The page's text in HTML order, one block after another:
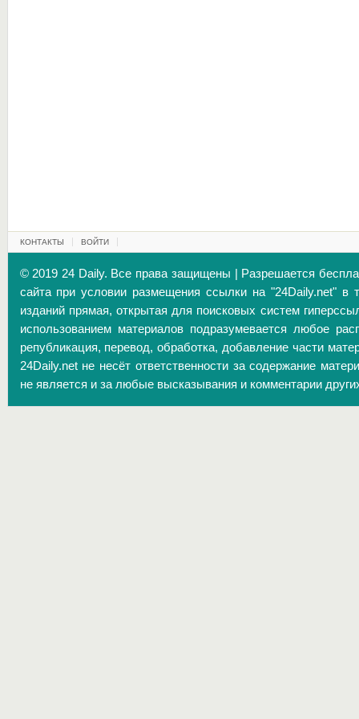
КОНТАКТЫ ВОЙТИ
© 2019 24 Daily. Все права защищены | Разрешается
сайта при условии размещения ссылки на "24Daily.net" в
изданий прямая, открытая для поисковых систем
использованием материалов подразумевается любое
републикация, перевод, обработка, добавление части
24Daily.net не несёт ответственности за содержание
не является и за любые высказывания и комментарии